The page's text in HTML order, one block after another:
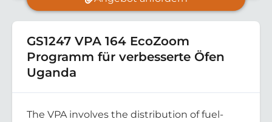
GS1247 VPA 164 EcoZoom
Programm für verbesserte Öfen
Uganda
The VPA involves the distribution of fuel-